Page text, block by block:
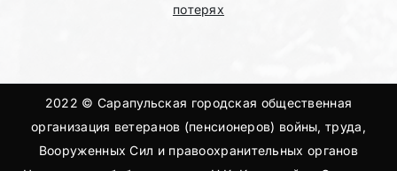
потерях
2022 © Сарапульская городская общественная
организация ветеранов (пенсионеров) войны, труда,
Вооруженных Сил и правоохранительных органов